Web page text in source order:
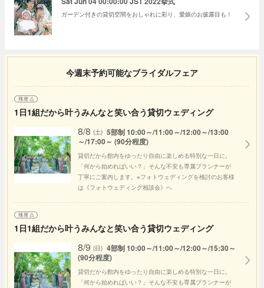
ガーデン付きの貸切空間をおしゃれに彩り、愛娘のお披露目も！
今週末予約可能なブライダルフェア
1日1組だから叶うみんなと笑い合う貸切ウェディング
8/8 (土) 5部制 10:00～/11:00～/12:00～/13:00
～/17:00～ (90分程度)
貸切だから館内をゆったり自由に楽しめる特別な一日に。
「何から始めればいい？」そんな不安も専属プランナーが
丁寧にご案内します。※フォトウェディングを検討のお客様
は《フォトウェディング相談会》へ
1日1組だから叶うみんなと笑い合う貸切ウェディング
8/9 (日) 4部制 10:00～/11:00～/12:00～/15:30～
(90分程度)
貸切だから館内をゆったり自由に楽しめる特別な一日に。
「何から始めればいい？」そんな不安も専属プランナーが